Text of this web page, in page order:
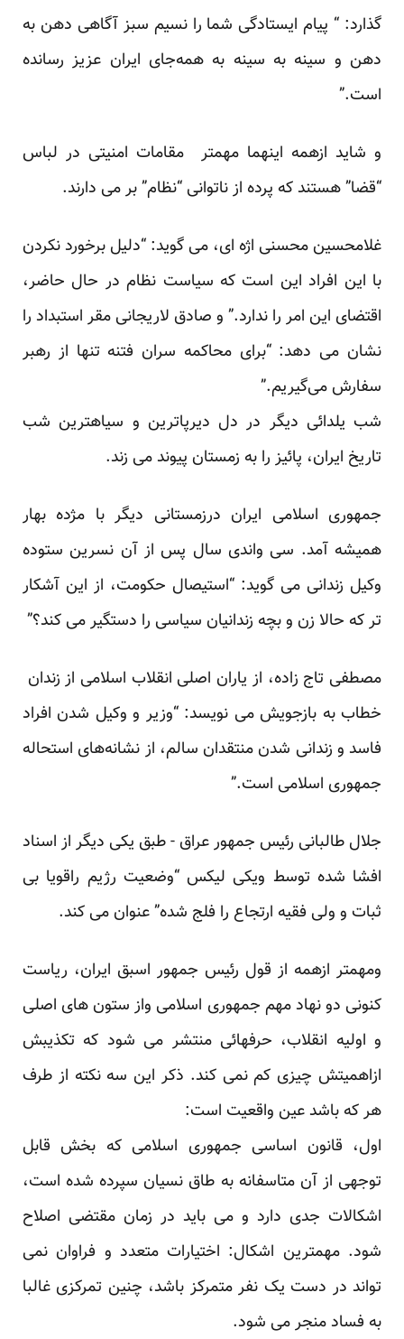
گذارد: “ پیام ایستادگی شما را نسیم سبز آگاهی دهن به
دهن و سینه به سینه به همه‌جای ایران عزیز رسانده
است.”
و شاید ازهمه اینهما مهمتر مقامات امنیتی در لباس
“قضا” هستند که پرده از ناتوانی “نظام” بر می دارند.
غلامحسین محسنی اژه ای، می گوید: “دلیل برخورد نکردن
با این افراد این است که سیاست نظام در حال حاضر،
اقتضای این امر را ندارد.” و صادق لاریجانی مقر استبداد را
نشان می دهد:‌ “برای محاکمه سران فتنه تنها از رهبر
سفارش می‌گیریم.”
شب یلدائی دیگر در دل دیرپاترین و سیاهترین شب
تاریخ ایران، پائیز را به زمستان پیوند می زند.
جمهوری اسلامی ایران درزمستانی دیگر با مژده بهار
همیشه آمد. سی واندی سال پس از آن نسرین ستوده
وکیل زندانی می گوید: “استیصال حکومت، از این آشکار
تر که حالا زن و بچه زندانیان سیاسی را دستگیر می کند؟”
مصطفی تاج زاده، از یاران اصلی انقلاب اسلامی از زندان
خطاب به بازجویش می نویسد: “وزیر و وکیل شدن افراد
فاسد و زندانی شدن منتقدان سالم، از نشانه‌های استحاله‌
جمهوری اسلامی است.”
جلال طالبانی رئیس جمهور عراق - طبق یکی دیگر از اسناد
افشا شده توسط ویکی لیکس “وضعیت رژیم راقویا بی
ثبات و ولی فقیه ارتجاع را فلج شده” عنوان می کند.
ومهمتر ازهمه از قول رئیس جمهور اسبق ایران، ریاست
کنونی دو نهاد مهم جمهوری اسلامی واز ستون های اصلی
و اولیه انقلاب، حرفهائی منتشر می شود که تکذیبش
ازاهمیتش چیزی کم نمی کند. ذکر این سه نکته از طرف
هر که باشد عین واقعیت است:
اول، قانون اساسی جمهوری اسلامی که بخش قابل
توجهی از آن متاسفانه به طاق نسیان سپرده شده است،
اشکالات جدی دارد و می باید در زمان مقتضی اصلاح
شود. مهمترین اشکال: اختیارات متعدد و فراوان نمی
تواند در دست یک نفر متمرکز باشد، چنین تمرکزی غالبا
به فساد منجر می شود.